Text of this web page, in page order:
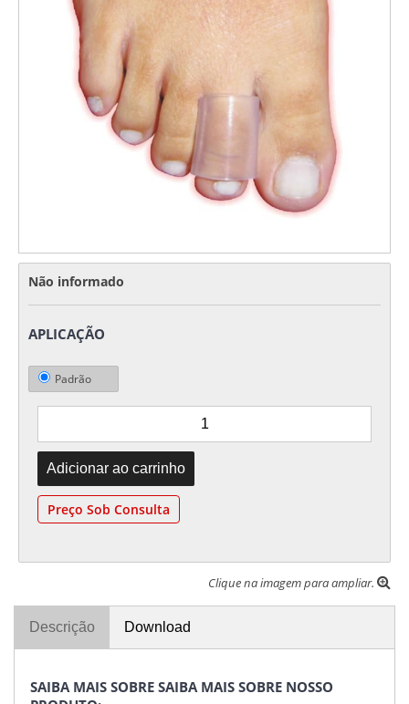
Não informado
APLICAÇÃO
Padrão
Preço Sob Consulta
Clique na imagem para ampliar.
Descrição Download
SAIBA MAIS SOBRE SAIBA MAIS SOBRE NOSSO